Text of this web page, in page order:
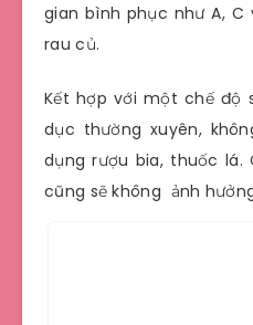
gian bình phục như A,
rau củ.
Kết hợp với một chế độ
dục thường xuyên,
dụng rượu bia, thuốc lá.
cũng sẽ không ảnh